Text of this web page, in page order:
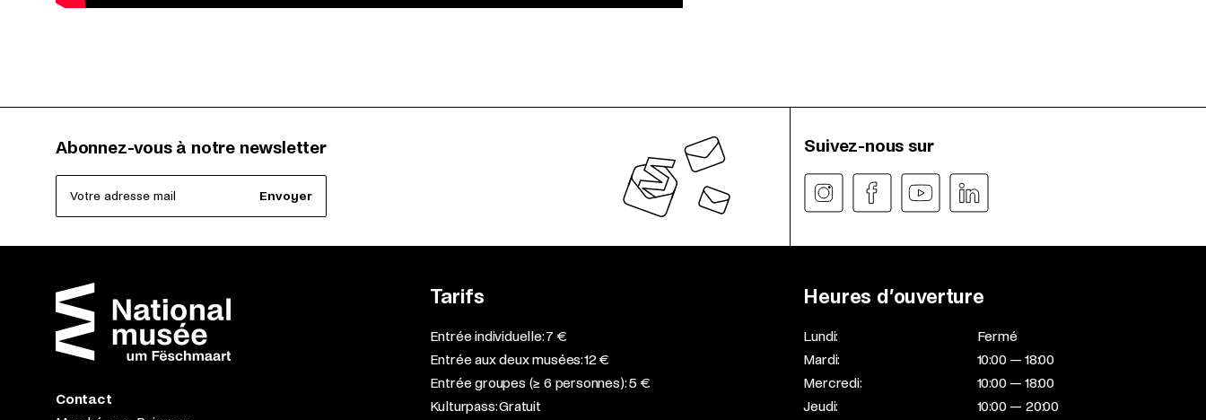
Abonnez-vous à notre newsletter
Votre adresse mail Envoyer
Suivez-nous sur
Contact
Tarifs
Entrée individuelle: 7 €
Entrée aux deux musées: 12 €
Entrée groupes (≥ 6 personnes): 5 €
Kulturpass: Gratuit
Heures d’ouverture
Lundi:
Fermé
Mardi:
10:00 — 18:00
Mercredi:
10:00 — 18:00
Jeudi:
10:00 — 20:00